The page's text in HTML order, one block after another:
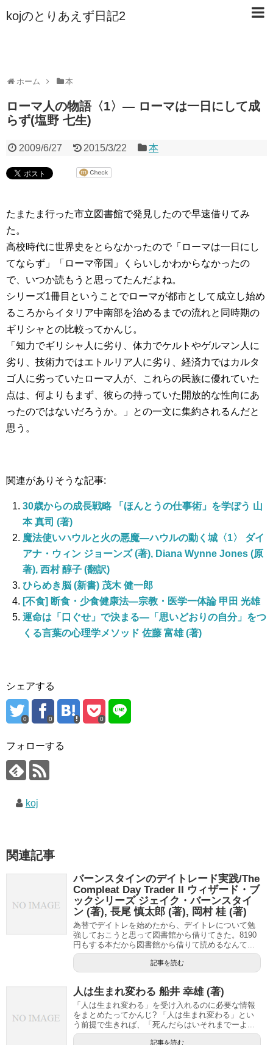
kojのとりあえず日記2
ホーム 本
ローマ人の物語〈1〉— ローマは一日にして成
らず(塩野 七生)
2009/6/27 2015/3/22 本
たまたま行った市立図書館で発見したので早速借りてみ
た。
高校時代に世界史をとらなかったので「ローマは一日にし
てならず」「ローマ帝国」くらいしかわからなかったの
で、いつか読もうと思ってたんだよね。
シリーズ1冊目ということでローマが都市として成立し始め
るころからイタリア中南部を治めるまでの流れと同時期の
ギリシャとの比較ってかんじ。
「知力でギリシャ人に劣り、体力でケルトやゲルマン人に
劣り、技術力ではエトルリア人に劣り、経済力ではカルタ
ゴ人に劣っていたローマ人が、これらの民族に優れていた
点は、何よりもまず、彼らの持っていた開放的な性向にあ
ったのではないだろうか。」との一文に集約されるんだと
思う。
関連がありそうな記事:
30歳からの成長戦略 「ほんとうの仕事術」を学ぼう 山
本 真司 (著)
魔法使いハウルと火の悪魔—ハウルの動く城〈1〉 ダイ
アナ・ウィン ジョーンズ (著), Diana Wynne Jones (原
著), 西村 醇子 (翻訳)
ひらめき脳 (新書) 茂木 健一郎
[不食] 断食・少食健康法—宗教・医学一体論 甲田 光雄
運命は「口ぐせ」で決まる—「思いどおりの自分」をつ
くる言葉の心理学メソッド 佐藤 富雄 (著)
シェアする
0 0 0
フォローする
koj
関連記事
バーンスタインのデイトレード実践/The
Compleat Day Trader II ウィザード・ブ
ックシリーズ ジェイク・バーンスタイ
ン (著), 長尾 慎太郎 (著), 岡村 桂 (著)
為替でデイトレを始めたから、デイトレについて勉
強しておこうと思って図書館から借りてきた。8190
円もする本だから図書館から借りて読めるなんて...
記事を読む
人は生まれ変わる 船井 幸雄 (著)
「人は生まれ変わる」を受け入れるのに必要な情報
をまとめたってかんじ? 「人は生まれ変わる」とい
う前提で生きれば、「死んだらはいそれまでーよ...
記事を読む